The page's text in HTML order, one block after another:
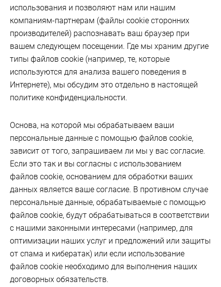
использования и позволяют нам или нашим
компаниям-партнерам (файлы cookie сторонних
производителей) распознавать ваш браузер при
вашем следующем посещении. Где мы храним другие
типы файлов cookie (например, те, которые
используются для анализа вашего поведения в
Интернете), мы обсудим это отдельно в настоящей
политике конфиденциальности.
Основа, на которой мы обрабатываем ваши
персональные данные с помощью файлов cookie,
зависит от того, запрашиваем ли мы у вас согласие.
Если это так и вы согласны с использованием
файлов cookie, основанием для обработки ваших
данных является ваше согласие. В противном случае
персональные данные, обрабатываемые с помощью
файлов cookie, будут обрабатываться в соответствии
с нашими законными интересами (например, для
оптимизации наших услуг и предложений или защиты
от спама и кибератак) или если использование
файлов cookie необходимо для выполнения наших
договорных обязательств.